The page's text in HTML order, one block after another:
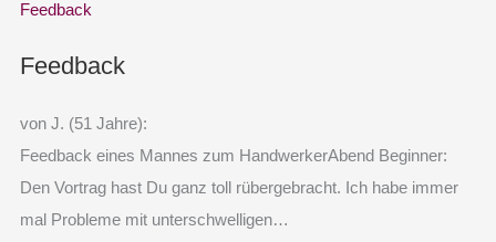
Feedback
Feedback
von J. (51 Jahre):
Feedback eines Mannes zum HandwerkerAbend Beginner:
Den Vortrag hast Du ganz toll rübergebracht. Ich habe immer
mal Probleme mit unterschwelligen…